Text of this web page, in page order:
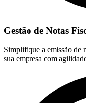
Gestão de Notas
Simplifique a emissão de
sua empresa com